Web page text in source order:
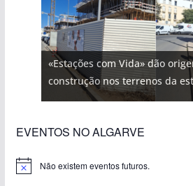
«Estações com Vida» dão
construção nos terrenos da
EVENTOS NO ALGARVE
Não existem eventos futuros.